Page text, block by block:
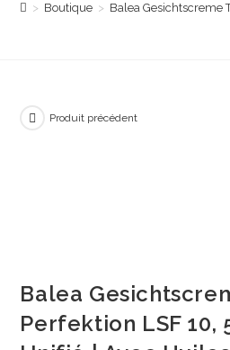
> Boutique > Balea Gesichtscreme
Produit précédent
Balea
Perfektion LSF 10,